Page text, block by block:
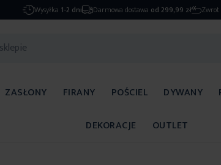
Wysyłka 1-2 dni Darmowa dostawa od 299,99 zł Zwrot
ZASŁONY FIRANY POŚCIEL DYWANY
DEKORACJE
OUTLET